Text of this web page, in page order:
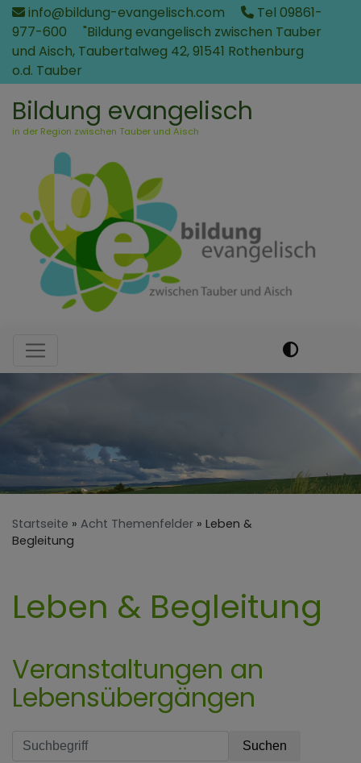
Direkt
zum
Inhalt
info@bildung-evangelisch.com
Tel 09861-
977-600
"Bildung evangelisch zwischen Tauber
und Aisch, Taubertalweg 42, 91541 Rothenburg
o.d. Tauber
Bildung evangelisch
in der Region zwischen Tauber und Aisch
Hauptnavigation
Startseite Acht Themenfelder
Leben &
Begleitung
Leben & Begleitung
Veranstaltungen an
Lebensübergängen